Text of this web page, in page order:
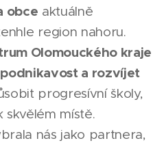
obce aktuálně
region nahoru.
Olomouckého kraje
a rozvíjet
progresívní školy,
místě.
nás jako partnera,